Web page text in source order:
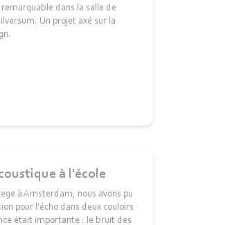
dans la salle de
Un projet axé sur la
à l'école
à Amsterdam, nous avons pu
pour l'écho dans deux couloirs
était importante : le bruit des